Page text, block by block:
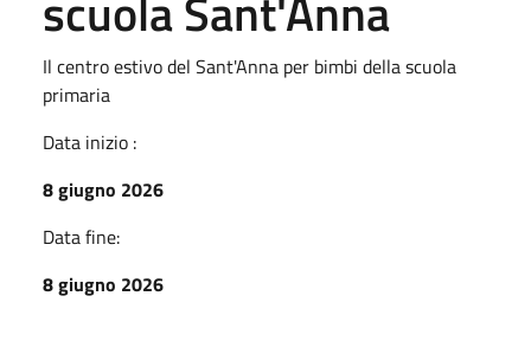
Il centro estivo del Sant'Anna per bimbi della scuola
primaria
Data inizio :
8 giugno 2026
Data fine:
8 giugno 2026